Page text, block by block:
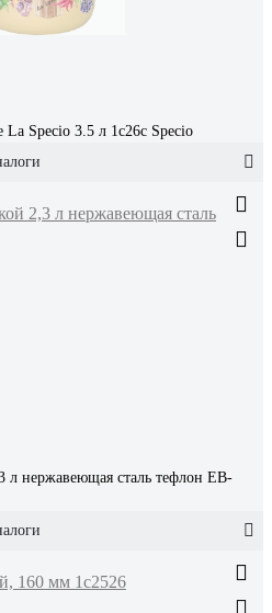
Speсio 3.5 л 1с26с Speсio
нержавеющая сталь тефлон EB-